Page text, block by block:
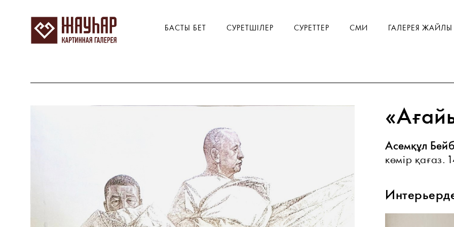
БАСТЫ БЕТ СУРЕТШІЛЕР СУРЕТТЕР СМИ ГАЛЕРЕЯ ЖАЙЛЫ
Асемқұл
көмір қағаз.